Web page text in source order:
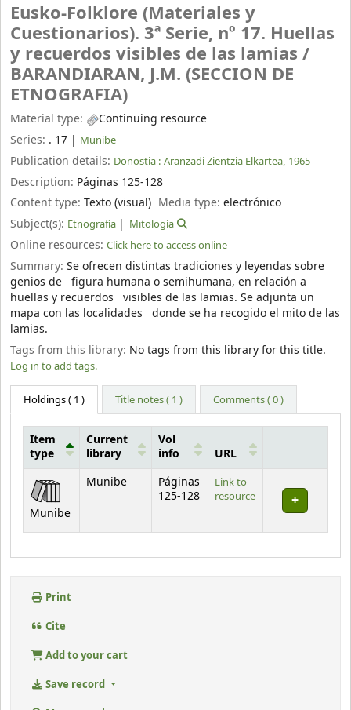
Eusko-Folklore (Materiales y
Cuestionarios). 3ª Serie, nº 17. Huellas
y recuerdos visibles de las lamias /
BARANDIARAN, J.M. (SECCION DE
ETNOGRAFIA)
Material type:
Continuing resource
Series: . 17 | Munibe
Publication details: Donostia : Aranzadi Zientzia Elkartea, 1965
Description: Páginas 125-128
Content type: Texto (visual) Media type:electrónico
Subject(s): Etnografía Mitología
Online resources: Click here to access online
Summary: Se ofrecen distintas tradiciones y leyendas sobre
genios de figura humana o semihumana, en relación a
huellas y recuerdos visibles de las lamias. Se adjunta un
mapa con las localidades donde se ha recogido el mito de las
lamias.
Tags from this library: No tags from this library for this title.
Log in to add tags.
Holdings( 1 ) Title notes ( 1 ) Comments ( 0 )
Holdings
Item
type
Current
library
Vol
info
URL
Munibe
Munibe
Páginas
125-128
Link to
resource
Print
Cite
Add to your cart
Save record